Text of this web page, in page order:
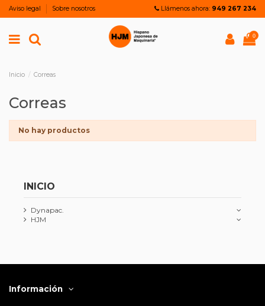
Aviso legal Sobre nosotros Llámenos ahora: 949 267 234
0
Inicio Correas
Correas
No hay productos
INICIO
Dynapac.
HJM
Información